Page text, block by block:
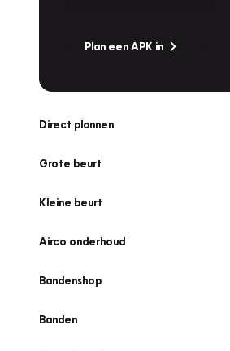
Plan een APK in
Direct plannen
Grote beurt
Kleine beurt
Airco onderhoud
Bandenshop
Banden